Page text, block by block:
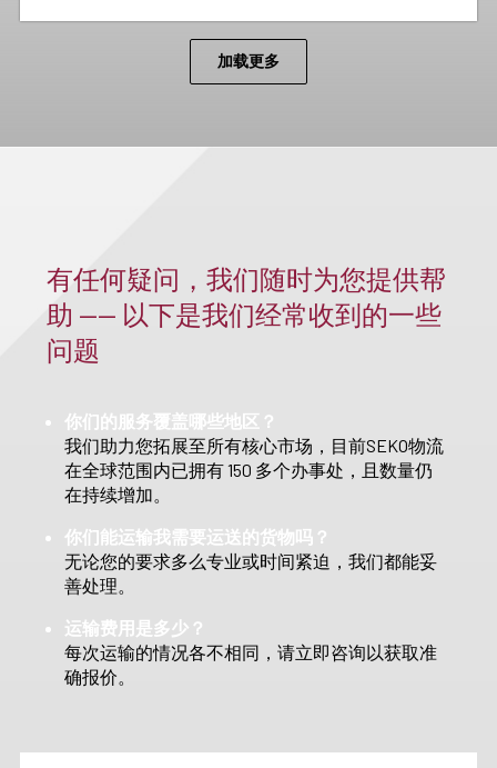
加载更多
有任何疑问，我们随时为您提供帮
助 —— 以下是我们经常收到的一些
问题
你们的服务覆盖哪些地区？
我们助力您拓展至所有核心市场，目前SEKO物流
在全球范围内已拥有 150 多个办事处，且数量仍
在持续增加。
你们能运输我需要运送的货物吗？
无论您的要求多么专业或时间紧迫，我们都能妥
善处理。
运输费用是多少？
每次运输的情况各不相同，请立即咨询以获取准
确报价。